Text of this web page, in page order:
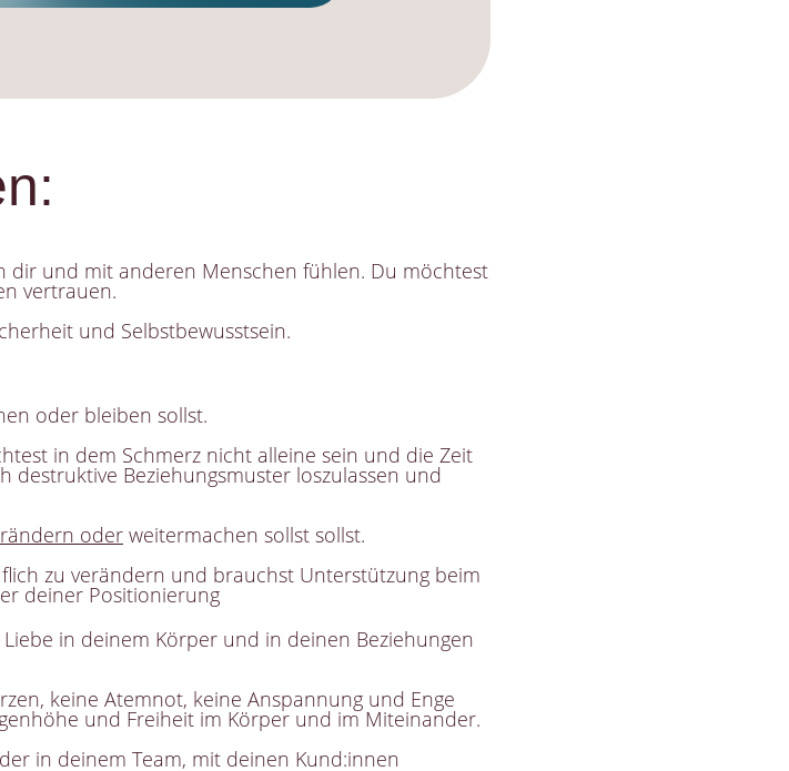
dir und mit anderen Menschen fühlen. Du möchtest
vertrauen.
und Selbstbewusstsein.
oder bleiben sollst.
in dem Schmerz nicht alleine sein und die Zeit
Beziehungsmuster loszulassen und
oderweitermachen sollst sollst.
zu verändern und brauchst Unterstützung beim
deiner Positionierung
in deinem Körper und in deinen Beziehungen
keine Atemnot, keine Anspannung und Enge
und Freiheit im Körper und im Miteinander.
in deinem Team, mit deinen Kund:innen